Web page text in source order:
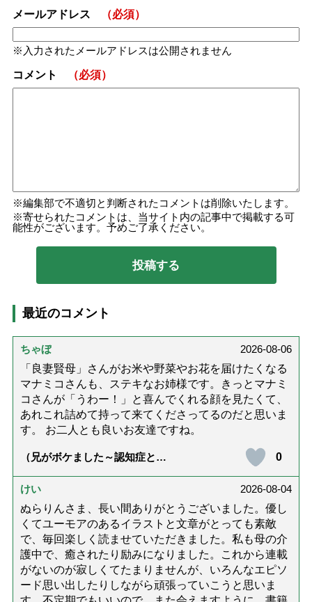
メールアドレス （必須）
入力されたメールアドレスは公開されません
コメント （必須）
編集部で不適切と判断されたコメントは削除いたします。
寄せられたコメントは、当サイト内の記事中で掲載する可
能性がございます。予めご了承ください。
最近のコメント
ちゃぼ
2026-08-06
「良妻賢母」さんがお米や野菜やお花を届けたくなる
マナミコさんも、ステキなお姉様です。きっとマナミ
コさんが「うわー！」と喜んでくれる顔を見たくて、
あれこれ詰めて持って来てくださってるのだと思いま
す。 お二人とも良いお友達ですね。
（兄がボケました～認知症と介
達』が届きました」）
0
けい
2026-08-04
ぬらりんさま、長い間ありがとうございました。優し
くてユーモアのあるイラストと文章がとっても素敵
で、毎回楽しく読ませていただきました。私も母の介
護中で、癒されたり励みになりました。これから連載
がないのが寂しくてたまりませんが、いろんなエピソ
ード思い出したりしながら頑張っていこうと思いま